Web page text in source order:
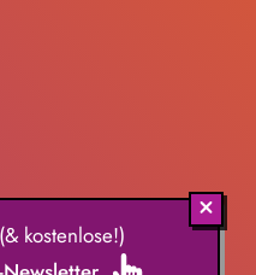
kostenlose!)